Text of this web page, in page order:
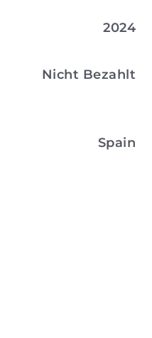
2024
Nicht Bezahlt
Spain